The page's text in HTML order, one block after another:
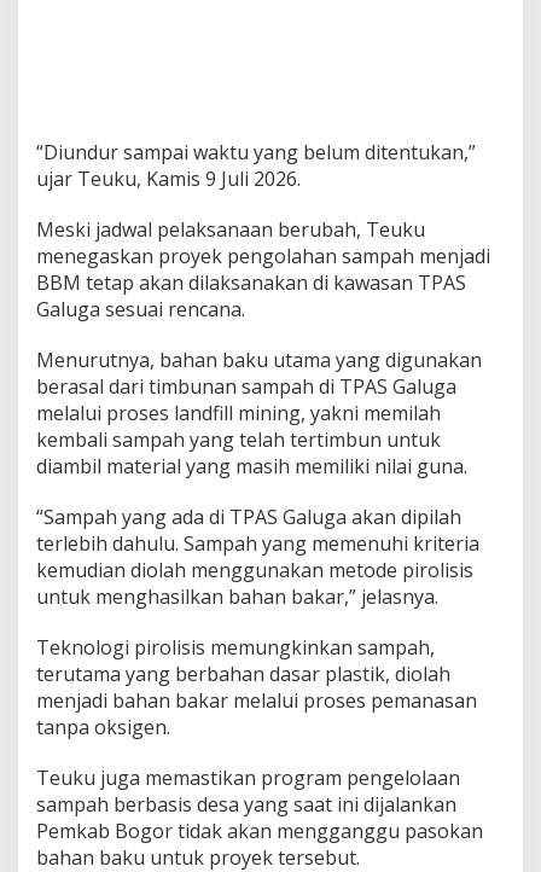
“Diundur sampai waktu yang belum ditentukan,”
ujar Teuku, Kamis 9 Juli 2026.
Meski jadwal pelaksanaan berubah, Teuku
menegaskan proyek pengolahan sampah menjadi
BBM tetap akan dilaksanakan di kawasan TPAS
Galuga sesuai rencana.
Menurutnya, bahan baku utama yang digunakan
berasal dari timbunan sampah di TPAS Galuga
melalui proses landfill mining, yakni memilah
kembali sampah yang telah tertimbun untuk
diambil material yang masih memiliki nilai guna.
“Sampah yang ada di TPAS Galuga akan dipilah
terlebih dahulu. Sampah yang memenuhi kriteria
kemudian diolah menggunakan metode pirolisis
untuk menghasilkan bahan bakar,” jelasnya.
Teknologi pirolisis memungkinkan sampah,
terutama yang berbahan dasar plastik, diolah
menjadi bahan bakar melalui proses pemanasan
tanpa oksigen.
Teuku juga memastikan program pengelolaan
sampah berbasis desa yang saat ini dijalankan
Pemkab Bogor tidak akan mengganggu pasokan
bahan baku untuk proyek tersebut.